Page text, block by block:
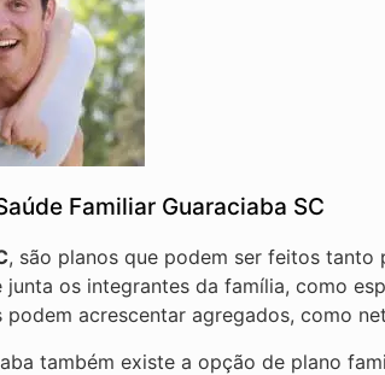
Familiar Guaraciaba SC
, são planos que podem ser feitos tanto
os integrantes da família, como
acrescentar agregados, como
também existe a opção de plano